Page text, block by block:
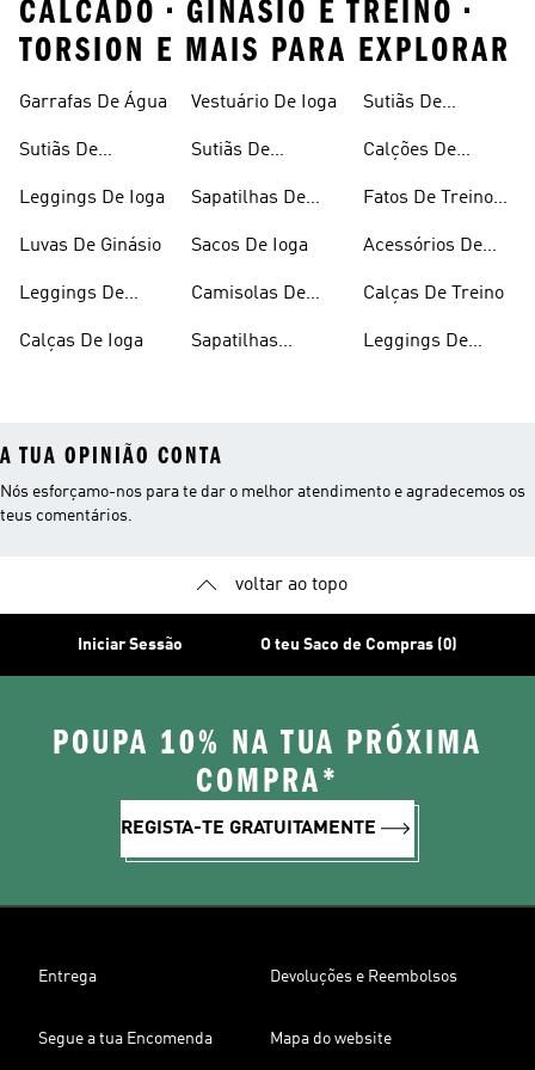
CALCADO • GINASIO E TREINO •
TORSION E MAIS PARA EXPLORAR
Garrafas De Água
Sutiãs De
Leggings De Ioga
Luvas De Ginásio
Leggings De
Calças De Ioga
Vestuário De Ioga
Sutiãs De
Almofadados
Sapatilhas De
Sacos De Ioga
Camisolas De
Sapatilhas
Sutiãs De
Costuras
Calções De
Fatos De Treino
Acessórios De
Calças De Treino
Leggings De
A TUA OPINIÃO CONTA
Nós esforçamo-nos para te dar o melhor atendimento e agradecemos os
teus comentários.
voltar ao topo
Iniciar Sessão O teu Saco de Compras (0)
POUPA 10% NA TUA PRÓXIMA
COMPRA*
REGISTA-TE GRATUITAMENTE
Entrega Devoluções e Reembolsos
Segue a tua Encomenda Mapa do website